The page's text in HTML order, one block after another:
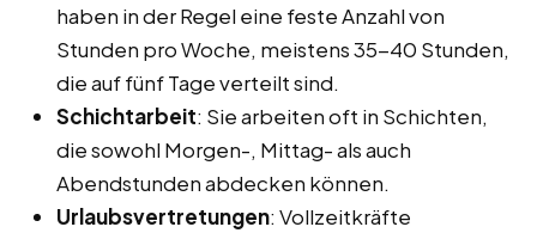
haben in der Regel eine feste Anzahl von
Stunden pro Woche, meistens 35-40 Stunden,
die auf fünf Tage verteilt sind.
Schichtarbeit: Sie arbeiten oft in Schichten,
die sowohl Morgen-, Mittag- als auch
Abendstunden abdecken können.
Urlaubsvertretungen: Vollzeitkräfte